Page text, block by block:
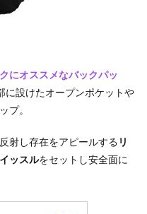
にオススメなバックパッ
に設けたオープンポケットや
プ。
射し存在をアピールする リ
ッスルをセットし安全面に